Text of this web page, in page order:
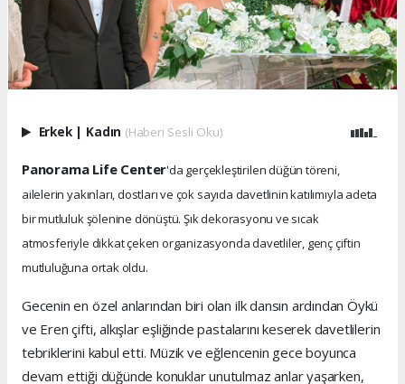
Erkek Kadın (Haberi Sesli Oku)
Panorama Life Center'da gerçekleştirilen düğün töreni,
ailelerin yakınları, dostları ve çok sayıda davetlinin katılımıyla adeta
bir mutluluk şölenine dönüştü. Şık dekorasyonu ve sıcak
atmosferiyle dikkat çeken organizasyonda davetliler, genç çiftin
mutluluğuna ortak oldu.
Gecenin en özel anlarından biri olan ilk dansın ardından Öykü
ve Eren çifti, alkışlar eşliğinde pastalarını keserek davetlilerin
tebriklerini kabul etti. Müzik ve eğlencenin gece boyunca
devam ettiği düğünde konuklar unutulmaz anlar yaşarken,